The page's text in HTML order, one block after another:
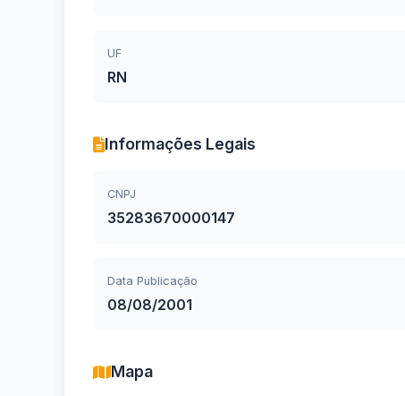
UF
RN
Informações Legais
CNPJ
35283670000147
Data Publicação
08/08/2001
Mapa